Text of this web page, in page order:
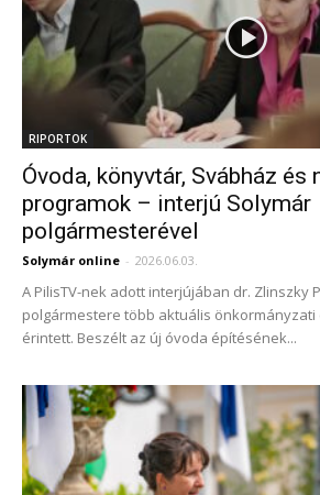
RIPORTOK
Óvoda, könyvtár, Svábház és
programok – interjú Solymár
polgármesterével
Solymár online - 2026.06.03.
A PilisTV-nek adott interjújában dr. Zlinszky
polgármestere több aktuális önkormányzati
érintett. Beszélt az új óvoda építésének...